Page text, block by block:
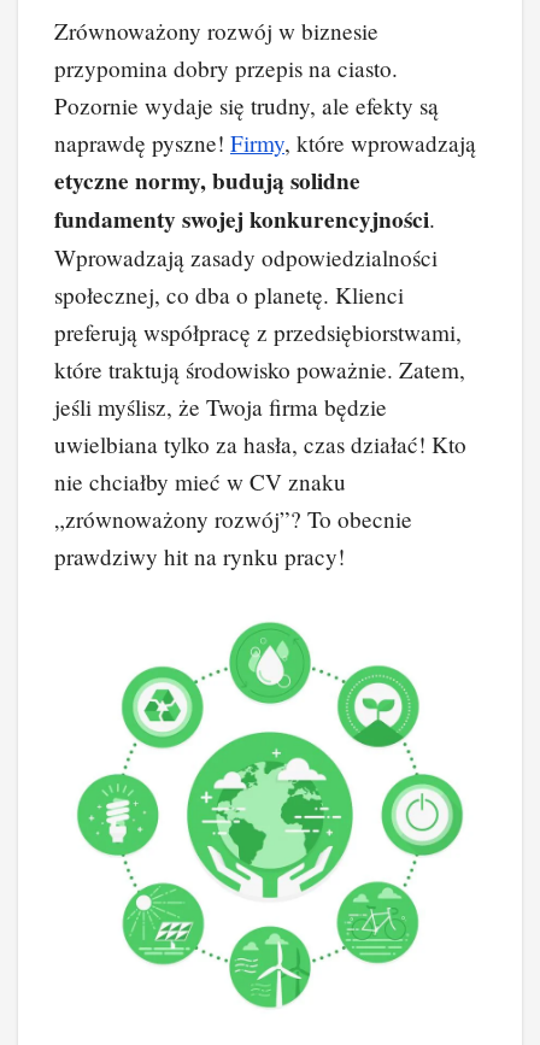
Zrównoważony rozwój w biznesie
przypomina dobry przepis na ciasto.
Pozornie wydaje się trudny, ale efekty są
naprawdę pyszne! Firmy, które wprowadzają
etyczne normy, budują solidne
fundamenty swojej konkurencyjności.
Wprowadzają zasady odpowiedzialności
społecznej, co dba o planetę. Klienci
preferują współpracę z przedsiębiorstwami,
które traktują środowisko poważnie. Zatem,
jeśli myślisz, że Twoja firma będzie
uwielbiana tylko za hasła, czas działać! Kto
nie chciałby mieć w CV znaku
„zrównoważony rozwój”? To obecnie
prawdziwy hit na rynku pracy!